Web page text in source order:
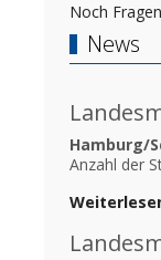
Noch
News
Hamburg/
Anzahl der